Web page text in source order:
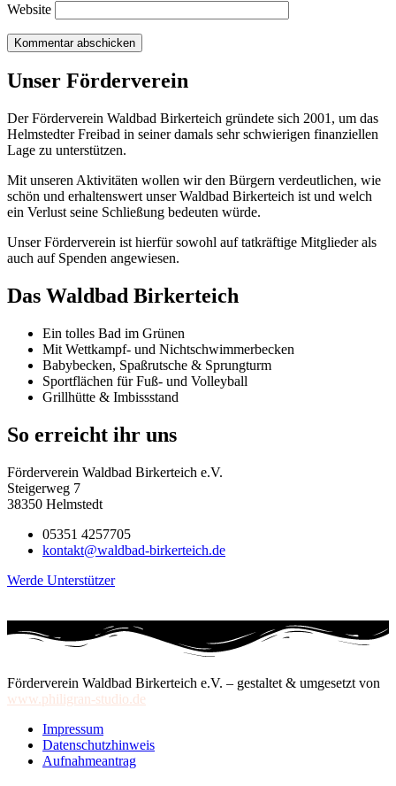
Website
Unser Förderverein
Der Förderverein Waldbad Birkerteich gründete sich 2001, um das
Helmstedter Freibad in seiner damals sehr schwierigen finanziellen
Lage zu unterstützen.
Mit unseren Aktivitäten wollen wir den Bürgern verdeutlichen, wie
schön und erhaltenswert unser Waldbad Birkerteich ist und welch
ein Verlust seine Schließung bedeuten würde.
Unser Förderverein ist hierfür sowohl auf tatkräftige Mitglieder als
auch auf Spenden angewiesen.
Das Waldbad Birkerteich
Ein tolles Bad im Grünen
Mit Wettkampf- und Nichtschwimmerbecken
Babybecken, Spaßrutsche & Sprungturm
Sportflächen für Fuß- und Volleyball
Grillhütte & Imbissstand
So erreicht ihr uns
Förderverein Waldbad Birkerteich e.V.
Steigerweg 7
38350 Helmstedt
05351 4257705
kontakt@waldbad-birkerteich.de
Werde Unterstützer
Förderverein Waldbad Birkerteich e.V. – gestaltet & umgesetzt von
www.philigran-studio.de
Impressum
Datenschutzhinweis
Aufnahmeantrag